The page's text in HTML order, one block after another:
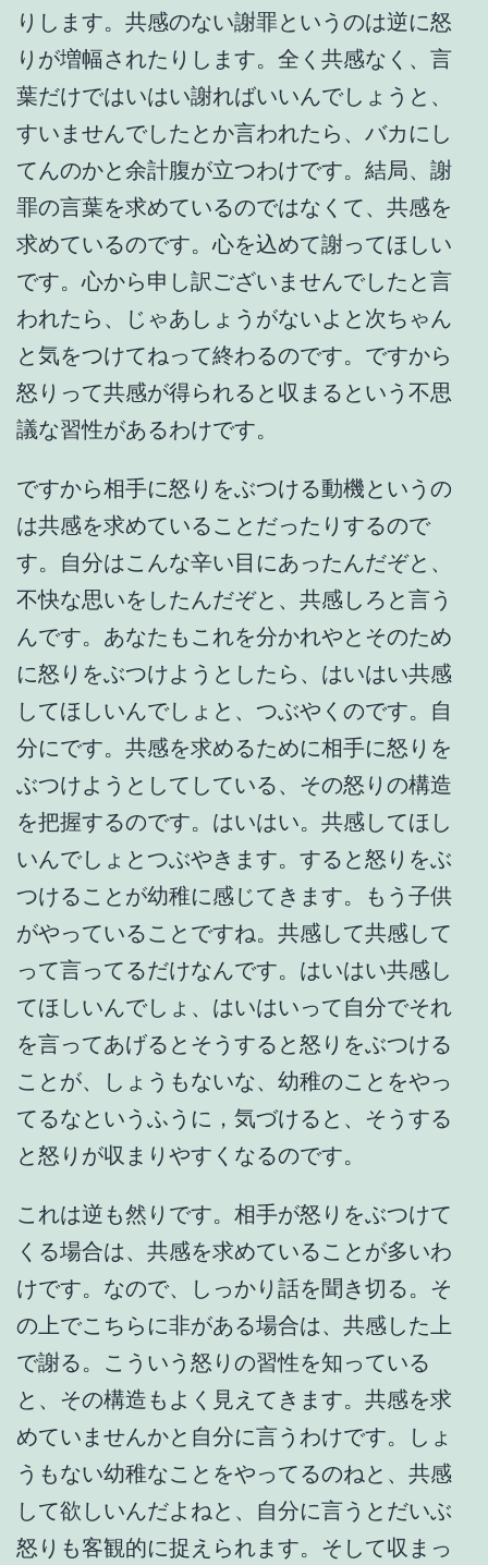
りします。共感のない謝罪というのは逆に怒
りが増幅されたりします。全く共感なく、言
葉だけではいはい謝ればいいんでしょうと、
すいませんでしたとか言われたら、バカにし
てんのかと余計腹が立つわけです。結局、謝
罪の言葉を求めているのではなくて、共感を
求めているのです。心を込めて謝ってほしい
です。心から申し訳ございませんでしたと言
われたら、じゃあしょうがないよと次ちゃん
と気をつけてねって終わるのです。ですから
怒りって共感が得られると収まるという不思
議な習性があるわけです。
ですから相手に怒りをぶつける動機というの
は共感を求めていることだったりするので
す。自分はこんな辛い目にあったんだぞと、
不快な思いをしたんだぞと、共感しろと言う
んです。あなたもこれを分かれやとそのため
に怒りをぶつけようとしたら、はいはい共感
してほしいんでしょと、つぶやくのです。自
分にです。共感を求めるために相手に怒りを
ぶつけようとしてしている、その怒りの構造
を把握するのです。はいはい。共感してほし
いんでしょとつぶやきます。すると怒りをぶ
つけることが幼稚に感じてきます。もう子供
がやっていることですね。共感して共感して
って言ってるだけなんです。はいはい共感し
てほしいんでしょ、はいはいって自分でそれ
を言ってあげるとそうすると怒りをぶつける
ことが、しょうもないな、幼稚のことをやっ
てるなというふうに，気づけると、そうする
と怒りが収まりやすくなるのです。
これは逆も然りです。相手が怒りをぶつけて
くる場合は、共感を求めていることが多いわ
けです。なので、しっかり話を聞き切る。そ
の上でこちらに非がある場合は、共感した上
で謝る。こういう怒りの習性を知っている
と、その構造もよく見えてきます。共感を求
めていませんかと自分に言うわけです。しょ
うもない幼稚なことをやってるのねと、共感
して欲しいんだよねと、自分に言うとだいぶ
怒りも客観的に捉えられます。そして収まっ